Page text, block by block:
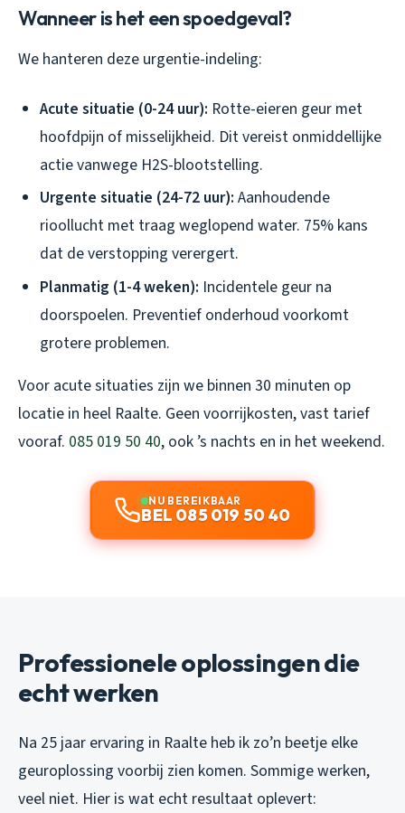
Wanneer is het een spoedgeval?
We hanteren deze urgentie-indeling:
Acute situatie (0-24 uur): Rotte-eieren geur met
hoofdpijn of misselijkheid. Dit vereist onmiddellijke
actie vanwege H2S-blootstelling.
Urgente situatie (24-72 uur): Aanhoudende
rioollucht met traag weglopend water. 75% kans
dat de verstopping verergert.
Planmatig (1-4 weken): Incidentele geur na
doorspoelen. Preventief onderhoud voorkomt
grotere problemen.
Voor acute situaties zijn we binnen 30 minuten op
locatie in heel Raalte. Geen voorrijkosten, vast tarief
vooraf. 085 019 50 40, ook ’s nachts en in het weekend.
NU BEREIKBAAR
BEL 085 019 50 40
Professionele oplossingen die
echt werken
Na 25 jaar ervaring in Raalte heb ik zo’n beetje elke
geuroplossing voorbij zien komen. Sommige werken,
veel niet. Hier is wat echt resultaat oplevert: